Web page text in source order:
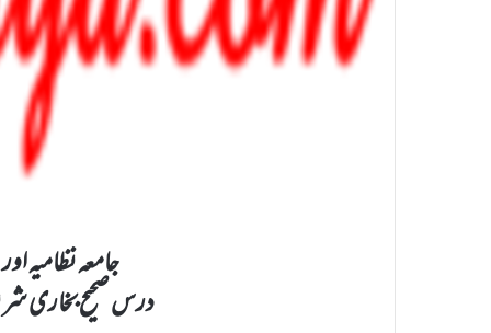
جامعہ نظامیہ اور
درس صحیح بخاری